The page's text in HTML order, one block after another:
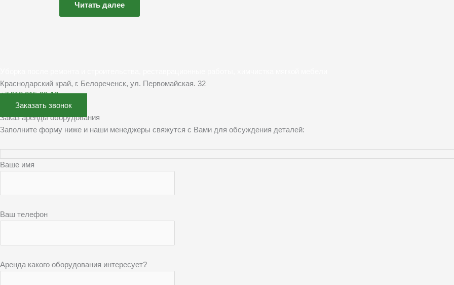
Читать далее
Краснодарский край, г. Белореченск, ул. Первомайская. 32
+7 918 015-00-13
Заказать звонок
Заказ аренды оборудования
Заполните форму ниже и наши менеджеры свяжутся с Вами для обсуждения деталей:
Ваше имя
Ваш телефон
Аренда какого оборудования интересует?